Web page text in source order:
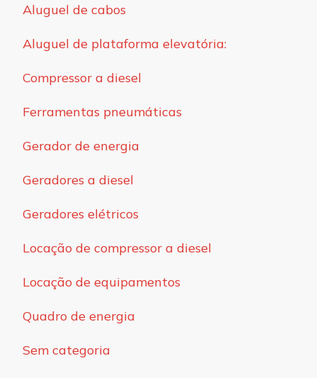
Aluguel de cabos
Aluguel de plataforma elevatória:
Compressor a diesel
Ferramentas pneumáticas
Gerador de energia
Geradores a diesel
Geradores elétricos
Locação de compressor a diesel
Locação de equipamentos
Quadro de energia
Sem categoria